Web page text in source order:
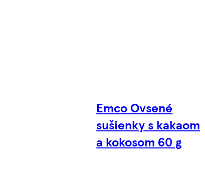
Emco Ovsené
sušienky s kakaom
a kokosom 60 g